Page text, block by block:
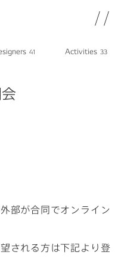
HP
シーポリシー
41 Activities 33
部が合同でオンライン
される方は下記より登